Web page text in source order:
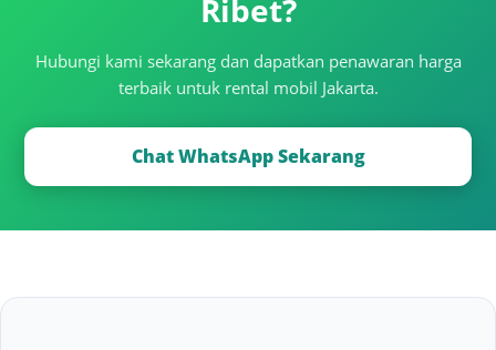
Ribet?
Hubungi kami sekarang dan dapatkan penawaran harga
terbaik untuk rental mobil Jakarta.
Chat WhatsApp Sekarang